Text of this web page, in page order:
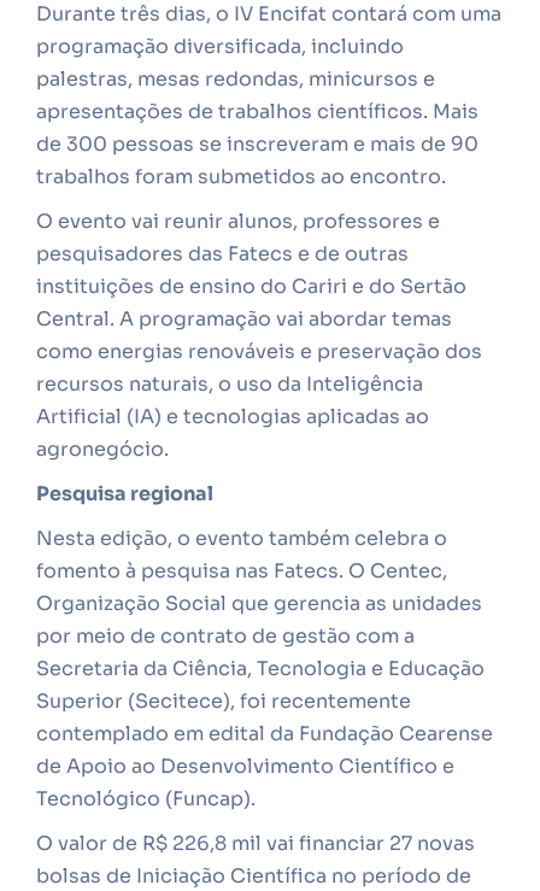
Durante três dias, o IV Encifat contará com uma
programação diversificada, incluindo
palestras, mesas redondas, minicursos e
apresentações de trabalhos científicos. Mais
de 300 pessoas se inscreveram e mais de 90
trabalhos foram submetidos ao encontro.
O evento vai reunir alunos, professores e
pesquisadores das Fatecs e de outras
instituições de ensino do Cariri e do Sertão
Central. A programação vai abordar temas
como energias renováveis e preservação dos
recursos naturais, o uso da Inteligência
Artificial (IA) e tecnologias aplicadas ao
agronegócio.
Pesquisa regional
Nesta edição, o evento também celebra o
fomento à pesquisa nas Fatecs. O Centec,
Organização Social que gerencia as unidades
por meio de contrato de gestão com a
Secretaria da Ciência, Tecnologia e Educação
Superior (Secitece), foi recentemente
contemplado em edital da Fundação Cearense
de Apoio ao Desenvolvimento Científico e
Tecnológico (Funcap).
O valor de R$ 226,8 mil vai financiar 27 novas
bolsas de Iniciação Científica no período de